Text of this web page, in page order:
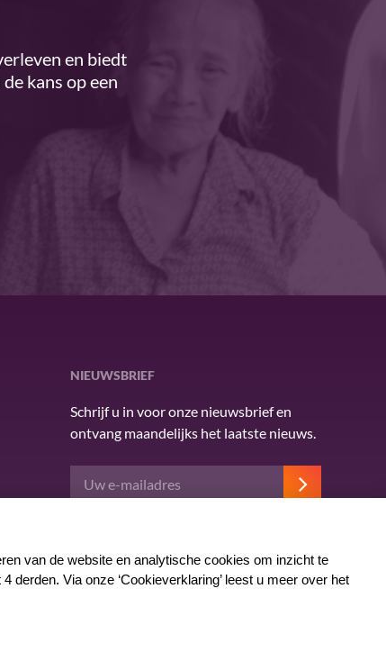
en biedt
kans op een
NIEUWSBRIEF
Schrijf u in voor onze nieuwsbrief en
ontvang maandelijks het laatste nieuws.
servicevoorwaarden
van toepassing.